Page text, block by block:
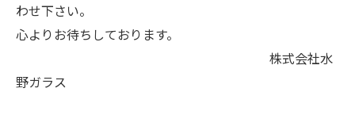
わせ下さい。
心よりお待ちしております。
株式会社水
野ガラス